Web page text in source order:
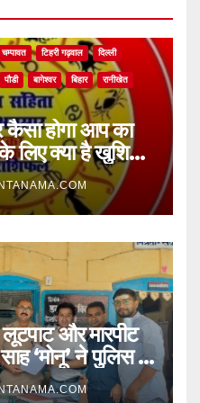
चम्पावत टिहरी गढ़वाल दिल्ली
पौडी बागेश्वर बिहार रानीखेत
कैसा होगा आप का
क्या है खुशियां,
और मारपीट
‘मोनू’ ने पुलिस से